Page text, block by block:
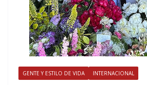
GENTE Y ESTILO DE VIDA INTERNACIONAL